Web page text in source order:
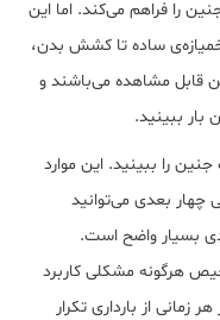
را فراهم می‌کند. اما این
ساده تا کشش بدن،
قابل مشاهده می‌باشند و
بار ببینید.
را ببینید. این موارد
چهار بعدی می‌توانید
بسیار واضح است.
هرگونه مشکلی کاربرد
از بارداری تکرار